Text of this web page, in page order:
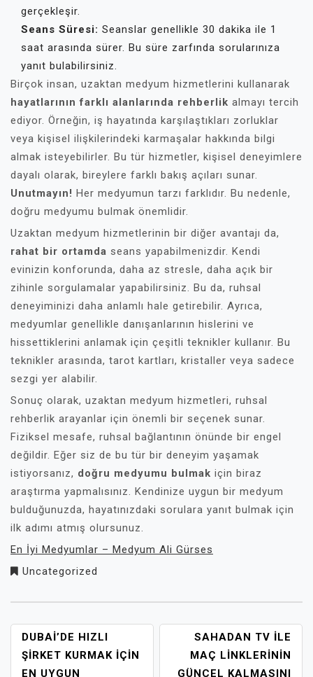
gerçekleşir.
Seans Süresi: Seanslar genellikle 30 dakika ile 1
saat arasında sürer. Bu süre zarfında sorularınıza
yanıt bulabilirsiniz.
Birçok insan, uzaktan medyum hizmetlerini kullanarak
hayatlarının farklı alanlarında rehberlik almayı tercih
ediyor. Örneğin, iş hayatında karşılaştıkları zorluklar
veya kişisel ilişkilerindeki karmaşalar hakkında bilgi
almak isteyebilirler. Bu tür hizmetler, kişisel deneyimlere
dayalı olarak, bireylere farklı bakış açıları sunar.
Unutmayın! Her medyumun tarzı farklıdır. Bu nedenle,
doğru medyumu bulmak önemlidir.
Uzaktan medyum hizmetlerinin bir diğer avantajı da,
rahat bir ortamda seans yapabilmenizdir. Kendi
evinizin konforunda, daha az stresle, daha açık bir
zihinle sorgulamalar yapabilirsiniz. Bu da, ruhsal
deneyiminizi daha anlamlı hale getirebilir. Ayrıca,
medyumlar genellikle danışanlarının hislerini ve
hissettiklerini anlamak için çeşitli teknikler kullanır. Bu
teknikler arasında, tarot kartları, kristaller veya sadece
sezgi yer alabilir.
Sonuç olarak, uzaktan medyum hizmetleri, ruhsal
rehberlik arayanlar için önemli bir seçenek sunar.
Fiziksel mesafe, ruhsal bağlantının önünde bir engel
değildir. Eğer siz de bu tür bir deneyim yaşamak
istiyorsanız, doğru medyumu bulmak için biraz
araştırma yapmalısınız. Kendinize uygun bir medyum
bulduğunuzda, hayatınızdaki sorulara yanıt bulmak için
ilk adımı atmış olursunuz.
En İyi Medyumlar – Medyum Ali Gürses
Uncategorized
YAZI
GEZINMESI
DUBAI’DE HIZLI
ŞIRKET KURMAK İÇIN
EN UYGUN
SAHADAN TV ILE
MAÇ LINKLERININ
GÜNCEL KALMASINI